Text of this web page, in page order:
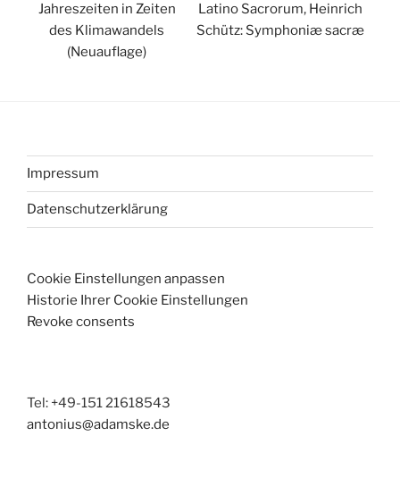
Jahreszeiten in Zeiten
des Klimawandels
(Neuauflage)
Latino Sacrorum, Heinrich
Schütz: Symphoniæ sacræ
Impressum
Datenschutzerklärung
Cookie Einstellungen anpassen
Historie Ihrer Cookie Einstellungen
Revoke consents
Tel: +49-151 21618543
antonius@adamske.de